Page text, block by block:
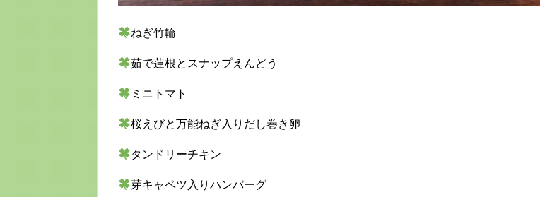
ねぎ竹輪
茹で蓮根とスナップえんどう
ミニトマト
桜えびと万能ねぎ入りだし巻き卵
タンドリーチキン
芽キャベツ入りハンバーグ